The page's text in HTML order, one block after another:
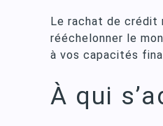
Le rachat de
rééchelonner le
à vos capacités
À qui